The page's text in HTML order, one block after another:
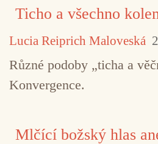
Ticho a všechno
Lucia Reiprich Maloveská
Různé podoby „ticha a
Konvergence.
Mlčící božský hlas